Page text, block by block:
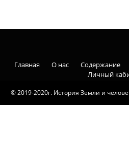
© 2019-2020г. История Земли и
Главная О нас Содержание
Личный